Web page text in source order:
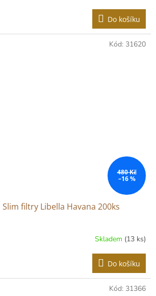
Do košíku
480 Kč
–16 %
Slim filtry Libella Havana 200ks
Skladem (13 ks)
Do košíku
Kód: 31620
Kód: 31366